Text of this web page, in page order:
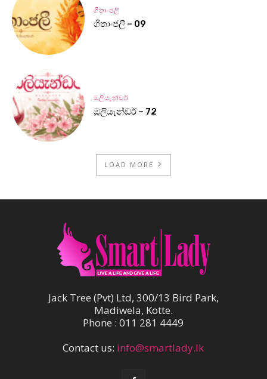
ගීතාංජලී
ගීතාංජලී – 09
ඔලියැන්ඩර්
ඔලියැන්ඩර් – 72
LOAD MORE
Jack Tree (Pvt) Ltd, 300/13 Bird Park,
Madiwela, Kotte.
Phone : 011 281 4449
Contact us: info@smartlady.lk